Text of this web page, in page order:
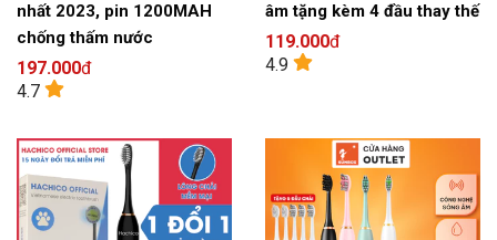
nhất 2023, pin 1200MAH
chống thấm nước
197.000đ
4.7
âm tặng kèm 4 đầu thay thế
119.000đ
4.9